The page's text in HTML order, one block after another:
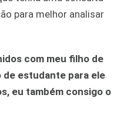
para melhor analisar
com meu filho de
estudante para ele
eu também consigo o